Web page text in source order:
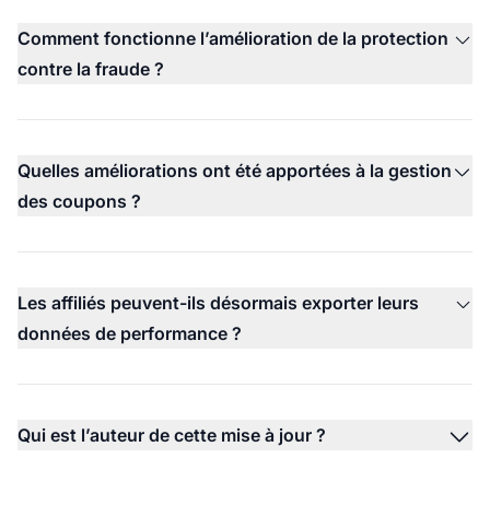
Comment fonctionne l’amélioration de la protection
contre la fraude ?
Quelles améliorations ont été apportées à la gestion
des coupons ?
Les affiliés peuvent-ils désormais exporter leurs
données de performance ?
Qui est l’auteur de cette mise à jour ?